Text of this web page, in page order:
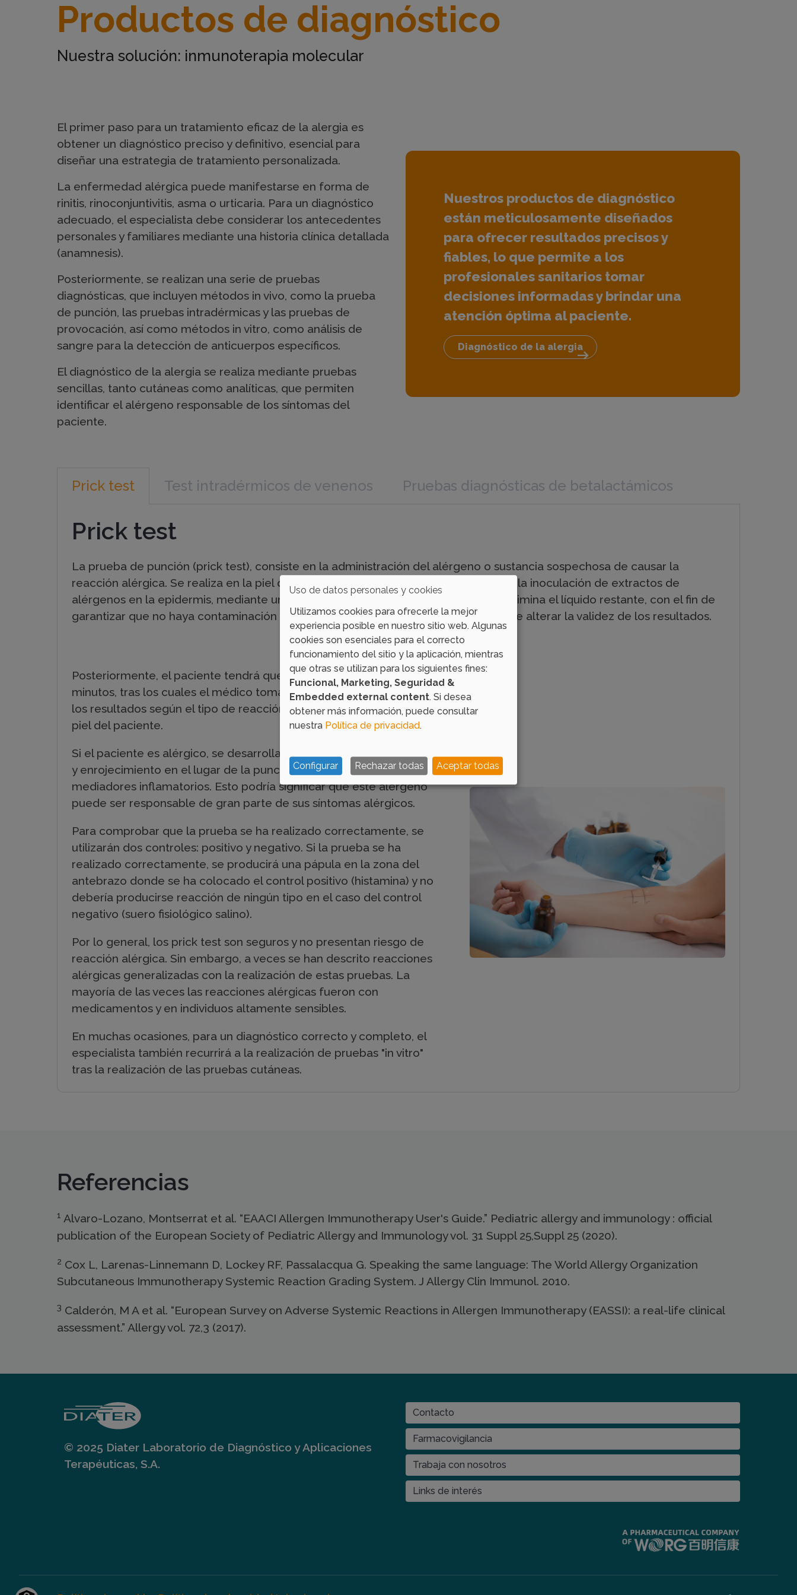
o
d
c
t
o
s
d
e
d
i
n
ó
s
c
o
Productos de diagnóstico
Nuestra solución: inmunoterapia molecular
El primer paso para un tratamiento eficaz de la alergia es
obtener un diagnóstico preciso y definitivo, esencial para
diseñar una estrategia de tratamiento personalizada.
La enfermedad alérgica puede manifestarse en forma de
rinitis, rinoconjuntivitis, asma o urticaria. Para un diagnóstico
adecuado, el especialista debe considerar los antecedentes
personales y familiares mediante una historia clínica detallada
(anamnesis).
Posteriormente, se realizan una serie de pruebas
diagnósticas, que incluyen métodos in vivo, como la prueba
de punción, las pruebas intradérmicas y las pruebas de
provocación, así como métodos in vitro, como análisis de
sangre para la detección de anticuerpos específicos.
El diagnóstico de la alergia se realiza mediante pruebas
sencillas, tanto cutáneas como analíticas, que permiten
identificar el alérgeno responsable de los síntomas del
paciente.
Nuestros productos de diagnóstico
están meticulosamente diseñados
para ofrecer resultados precisos y
fiables, lo que permite a los
profesionales sanitarios tomar
decisiones informadas y brindar una
atención óptima al paciente.
Diagnóstico de la alergiaarrow_right_alt
Prick test Test intradérmicos de venenos Pruebas diagnósticas de betalactámicos
Prick test
La prueba de punción (prick test), consiste en la administración del alérgeno o sustancia sospechosa de causar la
reacción alérgica. Se realiza en la piel de la parte superior del antebrazo mediante la inoculación de extractos de
alérgenos en la epidermis, mediante una punción con lanceta. A continuación, se elimina el líquido restante, con el fin de
garantizar que no haya contaminación cruzada entre varios alérgenos, lo que puede alterar la validez de los resultados.
Posteriormente, el paciente tendrá que esperar alrededor de 15-20
minutos, tras los cuales el médico tomará la lectura e interpretará
los resultados según el tipo de reacción que se haya producido en la
piel del paciente.
Si el paciente es alérgico, se desarrollará una pápula con hinchazón
y enrojecimiento en el lugar de la punción, debido a la liberación de
mediadores inflamatorios. Esto podría significar que este alérgeno
puede ser responsable de gran parte de sus síntomas alérgicos.
Para comprobar que la prueba se ha realizado correctamente, se
utilizarán dos controles: positivo y negativo. Si la prueba se ha
realizado correctamente, se producirá una pápula en la zona del
antebrazo donde se ha colocado el control positivo (histamina) y no
debería producirse reacción de ningún tipo en el caso del control
negativo (suero fisiológico salino).
Por lo general, los prick test son seguros y no presentan riesgo de
reacción alérgica. Sin embargo, a veces se han descrito reacciones
alérgicas generalizadas con la realización de estas pruebas. La
mayoría de las veces las reacciones alérgicas fueron con
medicamentos y en individuos altamente sensibles.
En muchas ocasiones, para un diagnóstico correcto y completo, el
especialista también recurrirá a la realización de pruebas "in vitro"
tras la realización de las pruebas cutáneas.
Referencias
1 Alvaro-Lozano, Montserrat et al. “EAACI Allergen Immunotherapy User's Guide.” Pediatric allergy and immunology : official
publication of the European Society of Pediatric Allergy and Immunology vol. 31 Suppl 25,Suppl 25 (2020).
2 Cox L, Larenas-Linnemann D, Lockey RF, Passalacqua G. Speaking the same language: The World Allergy Organization
Subcutaneous Immunotherapy Systemic Reaction Grading System. J Allergy Clin Immunol. 2010.
3 Calderón, M A et al. “European Survey on Adverse Systemic Reactions in Allergen Immunotherapy (EASSI): a real-life clinical
assessment.” Allergy vol. 72,3 (2017).
© 2025 Diater Laboratorio de Diagnóstico y Aplicaciones
Terapéuticas, S.A.
ES
CONTACT
MENU
Contacto
Farmacovigilancia
Trabaja con nosotros
Links de interés
Imagen
Uso de datos personales y cookies
Utilizamos cookies para ofrecerle la mejor
experiencia posible en nuestro sitio web. Algunas
cookies son esenciales para el correcto
funcionamiento del sitio y la aplicación, mientras
que otras se utilizan para los siguientes fines:
Funcional, Marketing, Seguridad &
Embedded external content. Si desea
obtener más información, puede consultar
nuestra Política de privacidad.
Configurar Rechazar todas Aceptar todas